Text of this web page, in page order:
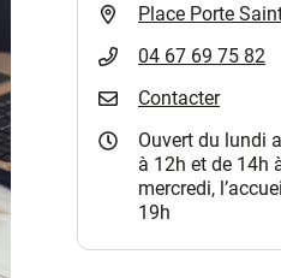
Place Porte
04 67 69 75 82
Contacter
Ouvert du lundi
à 12h et de 14h
mercredi,
19h